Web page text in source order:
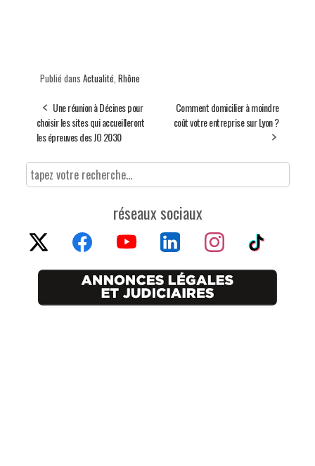
Publié dans Actualité, Rhône
Une réunion à Décines pour
choisir les sites qui accueilleront
les épreuves des JO 2030
Comment domicilier à moindre
coût votre entreprise sur Lyon ?
réseaux sociaux